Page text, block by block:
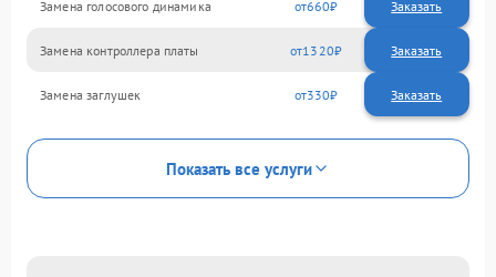
Замена голосового динамика 660
Замена контроллера платы 1320
Замена заглушек 330
Показать все услуги